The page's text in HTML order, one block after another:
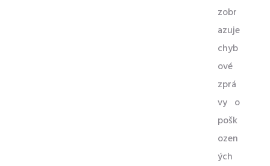
zobr
azuje
chyb
ové
zprá
vy o
pošk
ozen
ých